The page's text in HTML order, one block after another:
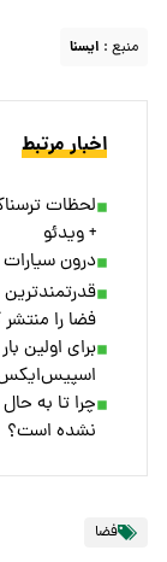
منبع : ايسنا
اخبار مرتبط
لحظات
+ ویدئو
درون
فضا را منتشر
اسپیس‌ایکس
چرا تا به
نشده است؟
فضا